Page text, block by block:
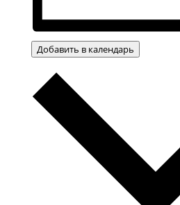
Добавить в календарь